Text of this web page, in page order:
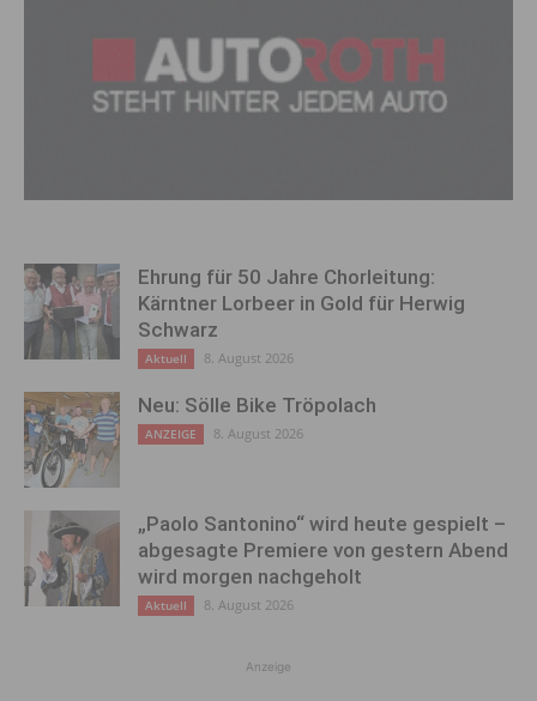
Ehrung für 50 Jahre Chorleitung:
Kärntner Lorbeer in Gold für Herwig
Schwarz
Aktuell 8. August 2026
Neu: Sölle Bike Tröpolach
ANZEIGE 8. August 2026
„Paolo Santonino“ wird heute gespielt –
abgesagte Premiere von gestern Abend
wird morgen nachgeholt
Aktuell 8. August 2026
Anzeige